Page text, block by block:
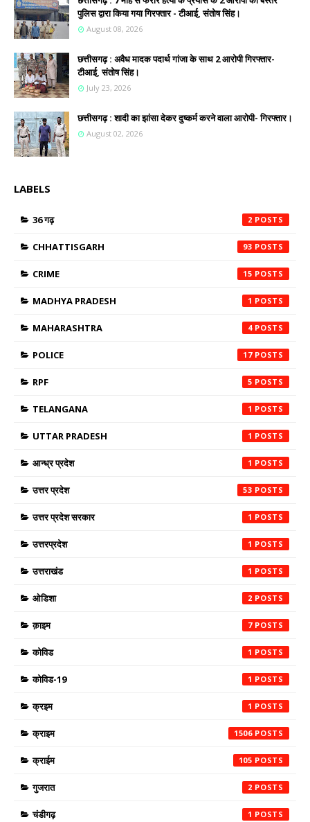
पुलिस द्वारा किया गया गिरफ्तार - टीआई, संतोष सिंह।
August 08, 2026
छत्तीसगढ़ : अवैध मादक पदार्थ गांजा के साथ 2 आरोपी गिरफ्तार-
टीआई, संतोष सिंह।
July 23, 2026
छत्तीसगढ़ : शादी का झांसा देकर दुष्कर्म करने वाला आरोपी- गिरफ्तार।
August 02, 2026
LABELS
36 गढ़ 2
CHHATTISGARH 93
CRIME 15
MADHYA PRADESH 1
MAHARASHTRA 4
POLICE 17
RPF 5
TELANGANA 1
UTTAR PRADESH 1
आन्ध्र प्रदेश 1
उत्तर प्रदेश 53
उत्तर प्रदेश सरकार 1
उत्तरप्रदेश 1
उत्तराखंड 1
ओडिशा 2
क़ाइम 7
कोविड 1
कोविड-19 1
क्रइम 1
क्राइम 1506
क्राईम 105
गुजरात 2
चंडीगढ़ 1